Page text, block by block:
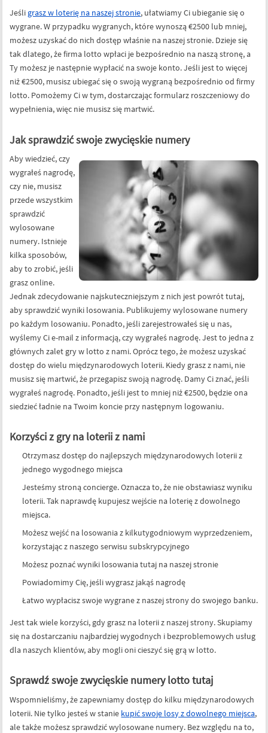
Jeśli grasz w loterię na naszej stronie, ułatwiamy Ci ubieganie się o
wygrane. W przypadku wygranych, które wynoszą €2500 lub mniej,
możesz uzyskać do nich dostęp właśnie na naszej stronie. Dzieje się
tak dlatego, że firma lotto wpłaci je bezpośrednio na naszą stronę, a
Ty możesz je następnie wypłacić na swoje konto. Jeśli jest to więcej
niż €2500, musisz ubiegać się o swoją wygraną bezpośrednio od firmy
lotto. Pomożemy Ci w tym, dostarczając formularz roszczeniowy do
wypełnienia, więc nie musisz się martwić.
Jak sprawdzić swoje zwycięskie numery
Aby wiedzieć, czy
wygrałeś nagrodę,
czy nie, musisz
przede wszystkim
sprawdzić
wylosowane
numery. Istnieje
kilka sposobów,
aby to zrobić, jeśli
grasz online.
Jednak zdecydowanie najskuteczniejszym z nich jest powrót tutaj,
aby sprawdzić wyniki losowania. Publikujemy wylosowane numery
po każdym losowaniu. Ponadto, jeśli zarejestrowałeś się u nas,
wyślemy Ci e-mail z informacją, czy wygrałeś nagrodę. Jest to jedna z
głównych zalet gry w lotto z nami. Oprócz tego, że możesz uzyskać
dostęp do wielu międzynarodowych loterii. Kiedy grasz z nami, nie
musisz się martwić, że przegapisz swoją nagrodę. Damy Ci znać, jeśli
wygrałeś nagrodę. Ponadto, jeśli jest to mniej niż €2500, będzie ona
siedzieć ładnie na Twoim koncie przy następnym logowaniu.
Korzyści z gry na loterii z nami
Otrzymasz dostęp do najlepszych międzynarodowych loterii z
jednego wygodnego miejsca
Jesteśmy stroną concierge. Oznacza to, że nie obstawiasz wyniku
loterii. Tak naprawdę kupujesz wejście na loterię z dowolnego
miejsca.
Możesz wejść na losowania z kilkutygodniowym wyprzedzeniem,
korzystając z naszego serwisu subskrypcyjnego
Możesz poznać wyniki losowania tutaj na naszej stronie
Powiadomimy Cię, jeśli wygrasz jakąś nagrodę
Łatwo wypłacisz swoje wygrane z naszej strony do swojego banku.
Jest tak wiele korzyści, gdy grasz na loterii z naszej strony. Skupiamy
się na dostarczaniu najbardziej wygodnych i bezproblemowych usług
dla naszych klientów, aby mogli oni cieszyć się grą w lotto.
Sprawdź swoje zwycięskie numery lotto tutaj
Wspomnieliśmy, że zapewniamy dostęp do kilku międzynarodowych
loterii. Nie tylko jesteś w stanie kupić swoje losy z dowolnego miejsca,
ale także możesz sprawdzić wylosowane numery. Bez względu na to,